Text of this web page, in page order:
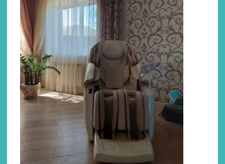
Air Cross
Air Twist
Техники массажа
Волнообразная
Массаж
Типы массажа
Роликовый
Воздушно-компрессионный
Акупунктурный
Ударный
Тепловой
Зоны воздействия
Глаза
Шея